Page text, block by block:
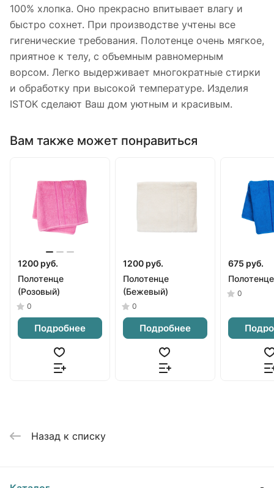
100% хлопка. Оно прекрасно впитывает влагу и
быстро сохнет. При производстве учтены все
гигенические требования. Полотенце очень мягкое,
приятное к телу, с объемным равномерным
ворсом. Легко выдерживает многократные стирки
и обработку при высокой температуре. Изделия
ISTOK сделают Ваш дом уютным и красивым.
Вам также может понравиться
1200 руб.
Полотенце
(Розовый)
0
Подробнее
1200 руб.
Полотенце
(Бежевый)
0
Подробнее
675 руб.
0
Назад к списку